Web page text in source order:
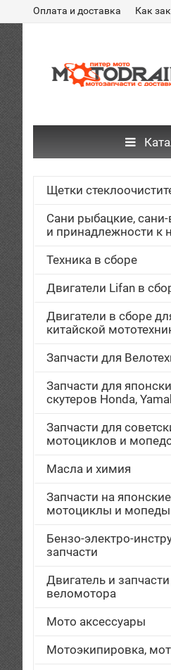
Оплата и доставка Как
Щетки
Сани рыбацкие,
и принадлежности к
Техника в сборе
Двигатели Lifan в
Двигатели в сборе
китайской
Запчасти для
Запчасти для
скутеров Honda,
Запчасти для
мотоциклов и
Масла и химия
Запчасти на японские
мотоциклы и мопеды
Бензо-электро-
запчасти
Двигатель и
веломотора
Мото аксессуары
Мотоэкипировка,